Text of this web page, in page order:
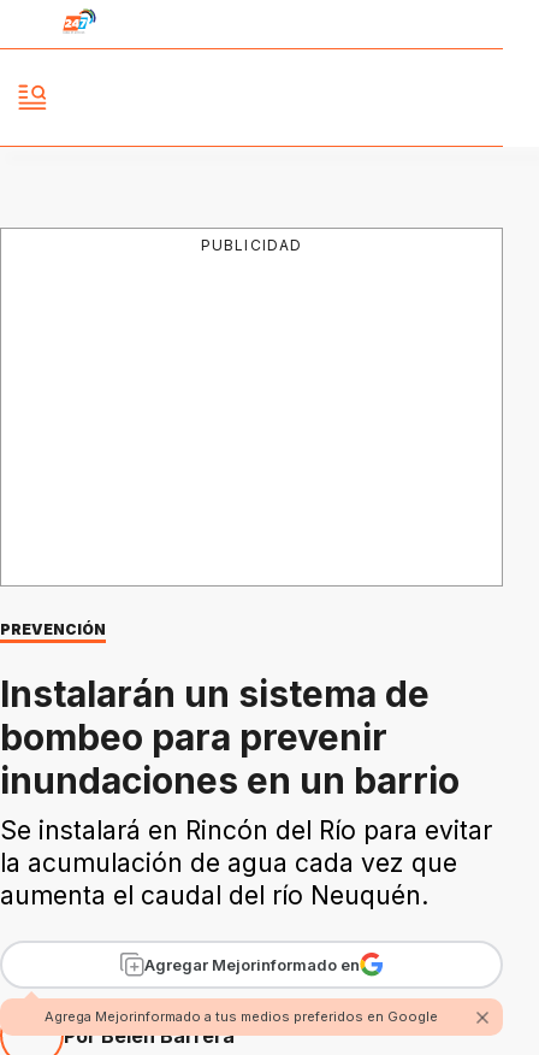
PUBLICIDAD
PREVENCIÓN
Instalarán un sistema de
bombeo para prevenir
inundaciones en un barrio
Se instalará en Rincón del Río para evitar
la acumulación de agua cada vez que
aumenta el caudal del río Neuquén.
Agregar Mejorinformado en
Agrega Mejorinformado a tus medios preferidos en Google
Por Belén Barrera